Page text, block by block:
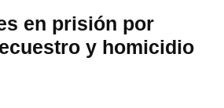
en prisión por
y homicidio